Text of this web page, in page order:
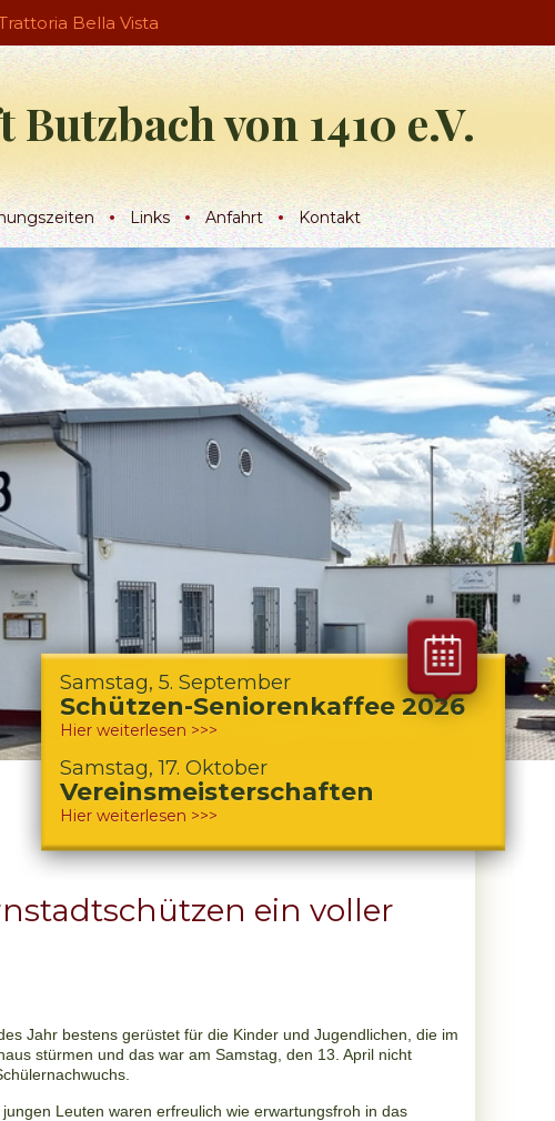
Bella Vista
von 1410 e.V.
Links Anfahrt Kontakt
ein voller
Jahr bestens gerüstet für die Kinder und Jugendlichen, die im
stürmen und das war am Samstag, den 13. April nicht
Leuten waren erfreulich wie erwartungsfroh in das
Samstag, 5. September
Schützen-Seniorenkaffee 2026
Hier weiterlesen >>>
Samstag, 17. Oktober
Vereinsmeisterschaften
Hier weiterlesen >>>